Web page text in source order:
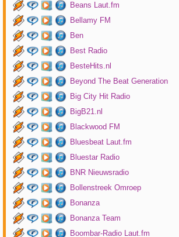
Beans Laut.fm
Bellamy FM
Ben
Best Radio
BesteHits.nl
Beyond The Beat Generation
Big City Hit Radio
BigB21.nl
Blackwood FM
Bluesbeat Laut.fm
Bluestar Radio
BNR Nieuwsradio
Bollenstreek Omroep
Bonanza
Bonanza Team
Boombar-Radio Laut.fm